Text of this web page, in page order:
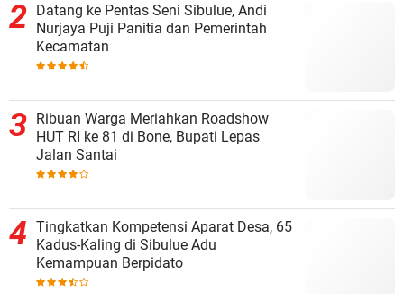
Datang ke Pentas Seni Sibulue, Andi
Nurjaya Puji Panitia dan Pemerintah
Kecamatan
Ribuan Warga Meriahkan Roadshow
HUT RI ke 81 di Bone, Bupati Lepas
Jalan Santai
Tingkatkan Kompetensi Aparat Desa, 65
Kadus-Kaling di Sibulue Adu
Kemampuan Berpidato